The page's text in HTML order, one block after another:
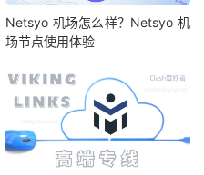
Netsyo 机场怎么样？Netsyo 机
场节点使用体验